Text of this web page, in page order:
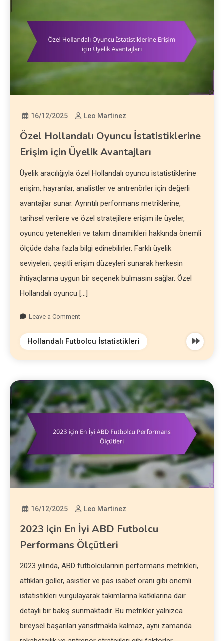
16/12/2025 Leo Martinez
Özel Hollandalı Oyuncu İstatistiklerine
Erişim için Üyelik Avantajları
Üyelik aracılığıyla özel Hollandalı oyuncu istatistiklerine
erişim, hayranlar, analistler ve antrenörler için değerli
avantajlar sunar. Ayrıntılı performans metriklerine,
tarihsel verilere ve özel stratejilere erişim ile üyeler,
oyuncu yetenekleri ve takım dinamikleri hakkında önemli
ölçüde daha fazla bilgi edinebilirler. Farklı üyelik
seviyeleri, çeşitli erişim düzeyleri sunarak herkesin
ihtiyaçlarına uygun bir seçenek bulmasını sağlar. Özel
Hollandalı oyuncu […]
Leave a Comment
Hollandalı Futbolcu İstatistikleri
16/12/2025 Leo Martinez
2023 için En İyi ABD Futbolcu
Performans Ölçütleri
2023 yılında, ABD futbolcularının performans metrikleri,
attıkları goller, asistler ve pas isabet oranı gibi önemli
istatistikleri vurgulayarak takımlarına katkılarına dair
detaylı bir bakış sunmaktadır. Bu metrikler yalnızca
bireysel başarıları yansıtmakla kalmaz, aynı zamanda